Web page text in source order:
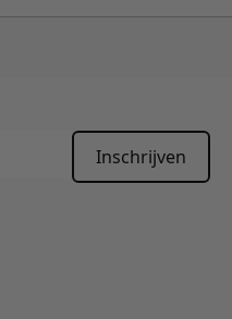
Inschrijven